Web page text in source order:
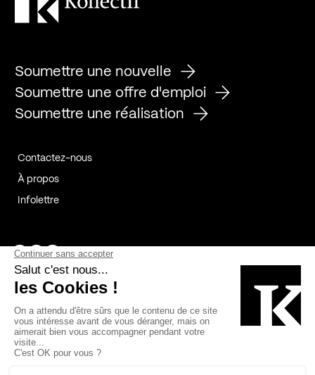
Soumettre une nouvelle
Soumettre une offre d'emploi
Soumettre une réalisation
Contactez-nous
À propos
Infolettre
Page Facebook de Kollectif
Page Instagram de Kollectif
Page Linkedin de Kollectif
Bâtiment-Durable-Québec-1
Esquisses-1